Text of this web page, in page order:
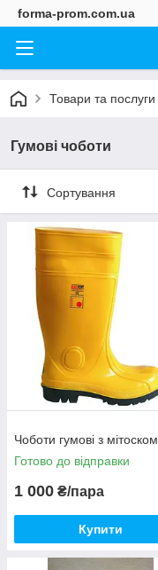
forma-prom.com.ua
Товари та послуги
Гумові чоботи
Сортування
Чоботи гумові з мітоском
Готово до відправки
1 000 ₴/пара
Купити